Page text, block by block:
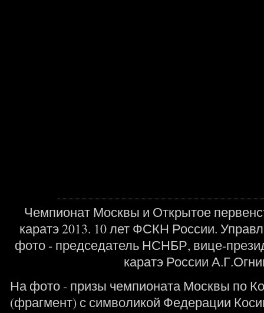
Чемпионат Москвы и Открытое
каратэ 2013. 10 лет ФСКН России.
фото - председатель НСНБР, вице-
каратэ России
На фото - призы чемпионата Москвы по
(фрагмент) с символикой Федерации